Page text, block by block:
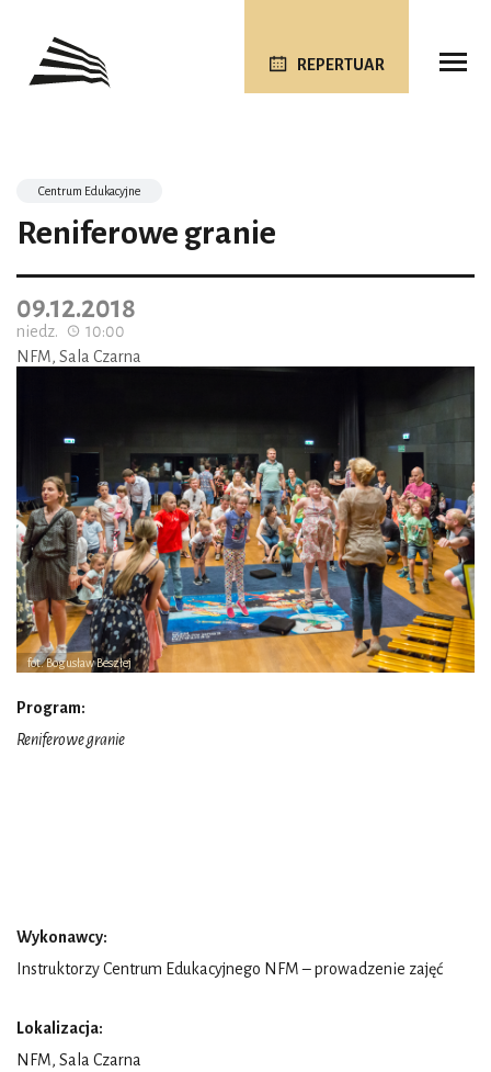
REPERTUAR
fot. Bogusław Beszłej
Centrum Edukacyjne
Reniferowe granie
09.12.2018
niedz.
10:00
NFM, Sala Czarna
Program:
Reniferowe granie
Wykonawcy:
Instruktorzy Centrum Edukacyjnego NFM – prowadzenie zajęć
Lokalizacja:
NFM, Sala Czarna